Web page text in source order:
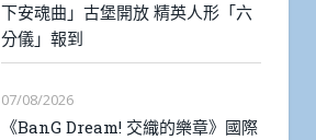
下安魂曲」古堡開放 精英人形「六
分儀」報到
07/08/2026
《BanG Dream! 交織的樂章》國際